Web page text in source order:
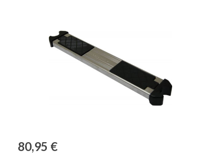
80,95 €